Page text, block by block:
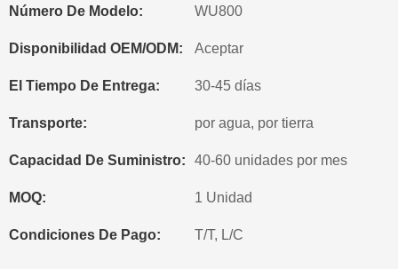
Número De Modelo: WU800
Disponibilidad OEM/ODM: Aceptar
El Tiempo De Entrega: 30-45 días
Transporte: por agua, por tierra
Capacidad De Suministro: 40-60 unidades por mes
MOQ: 1 Unidad
Condiciones De Pago: T/T, L/C